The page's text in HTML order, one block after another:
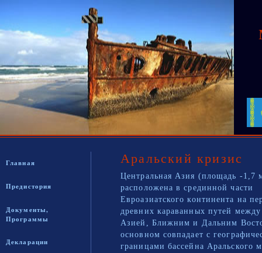
Главная
Предистория
Документы,
Программы
Декларации
Аральский кризис
Центральная Азия (площадь -1,7
расположена в срединной части
Евроазиатского континента на
древних караванных путей
Азией, Ближним и Дальним
основном совпадает с
границами бассейна Аральского